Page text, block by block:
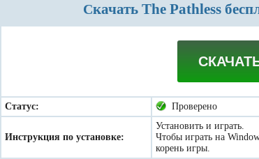
Скачать The Pathless
Статус: Проверено
Инструкция по установке:
Установить и играть.
Чтобы играть на
корень игры.